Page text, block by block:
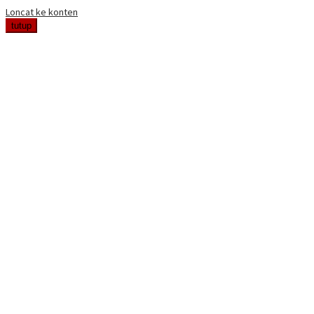
Loncat ke konten
tutup